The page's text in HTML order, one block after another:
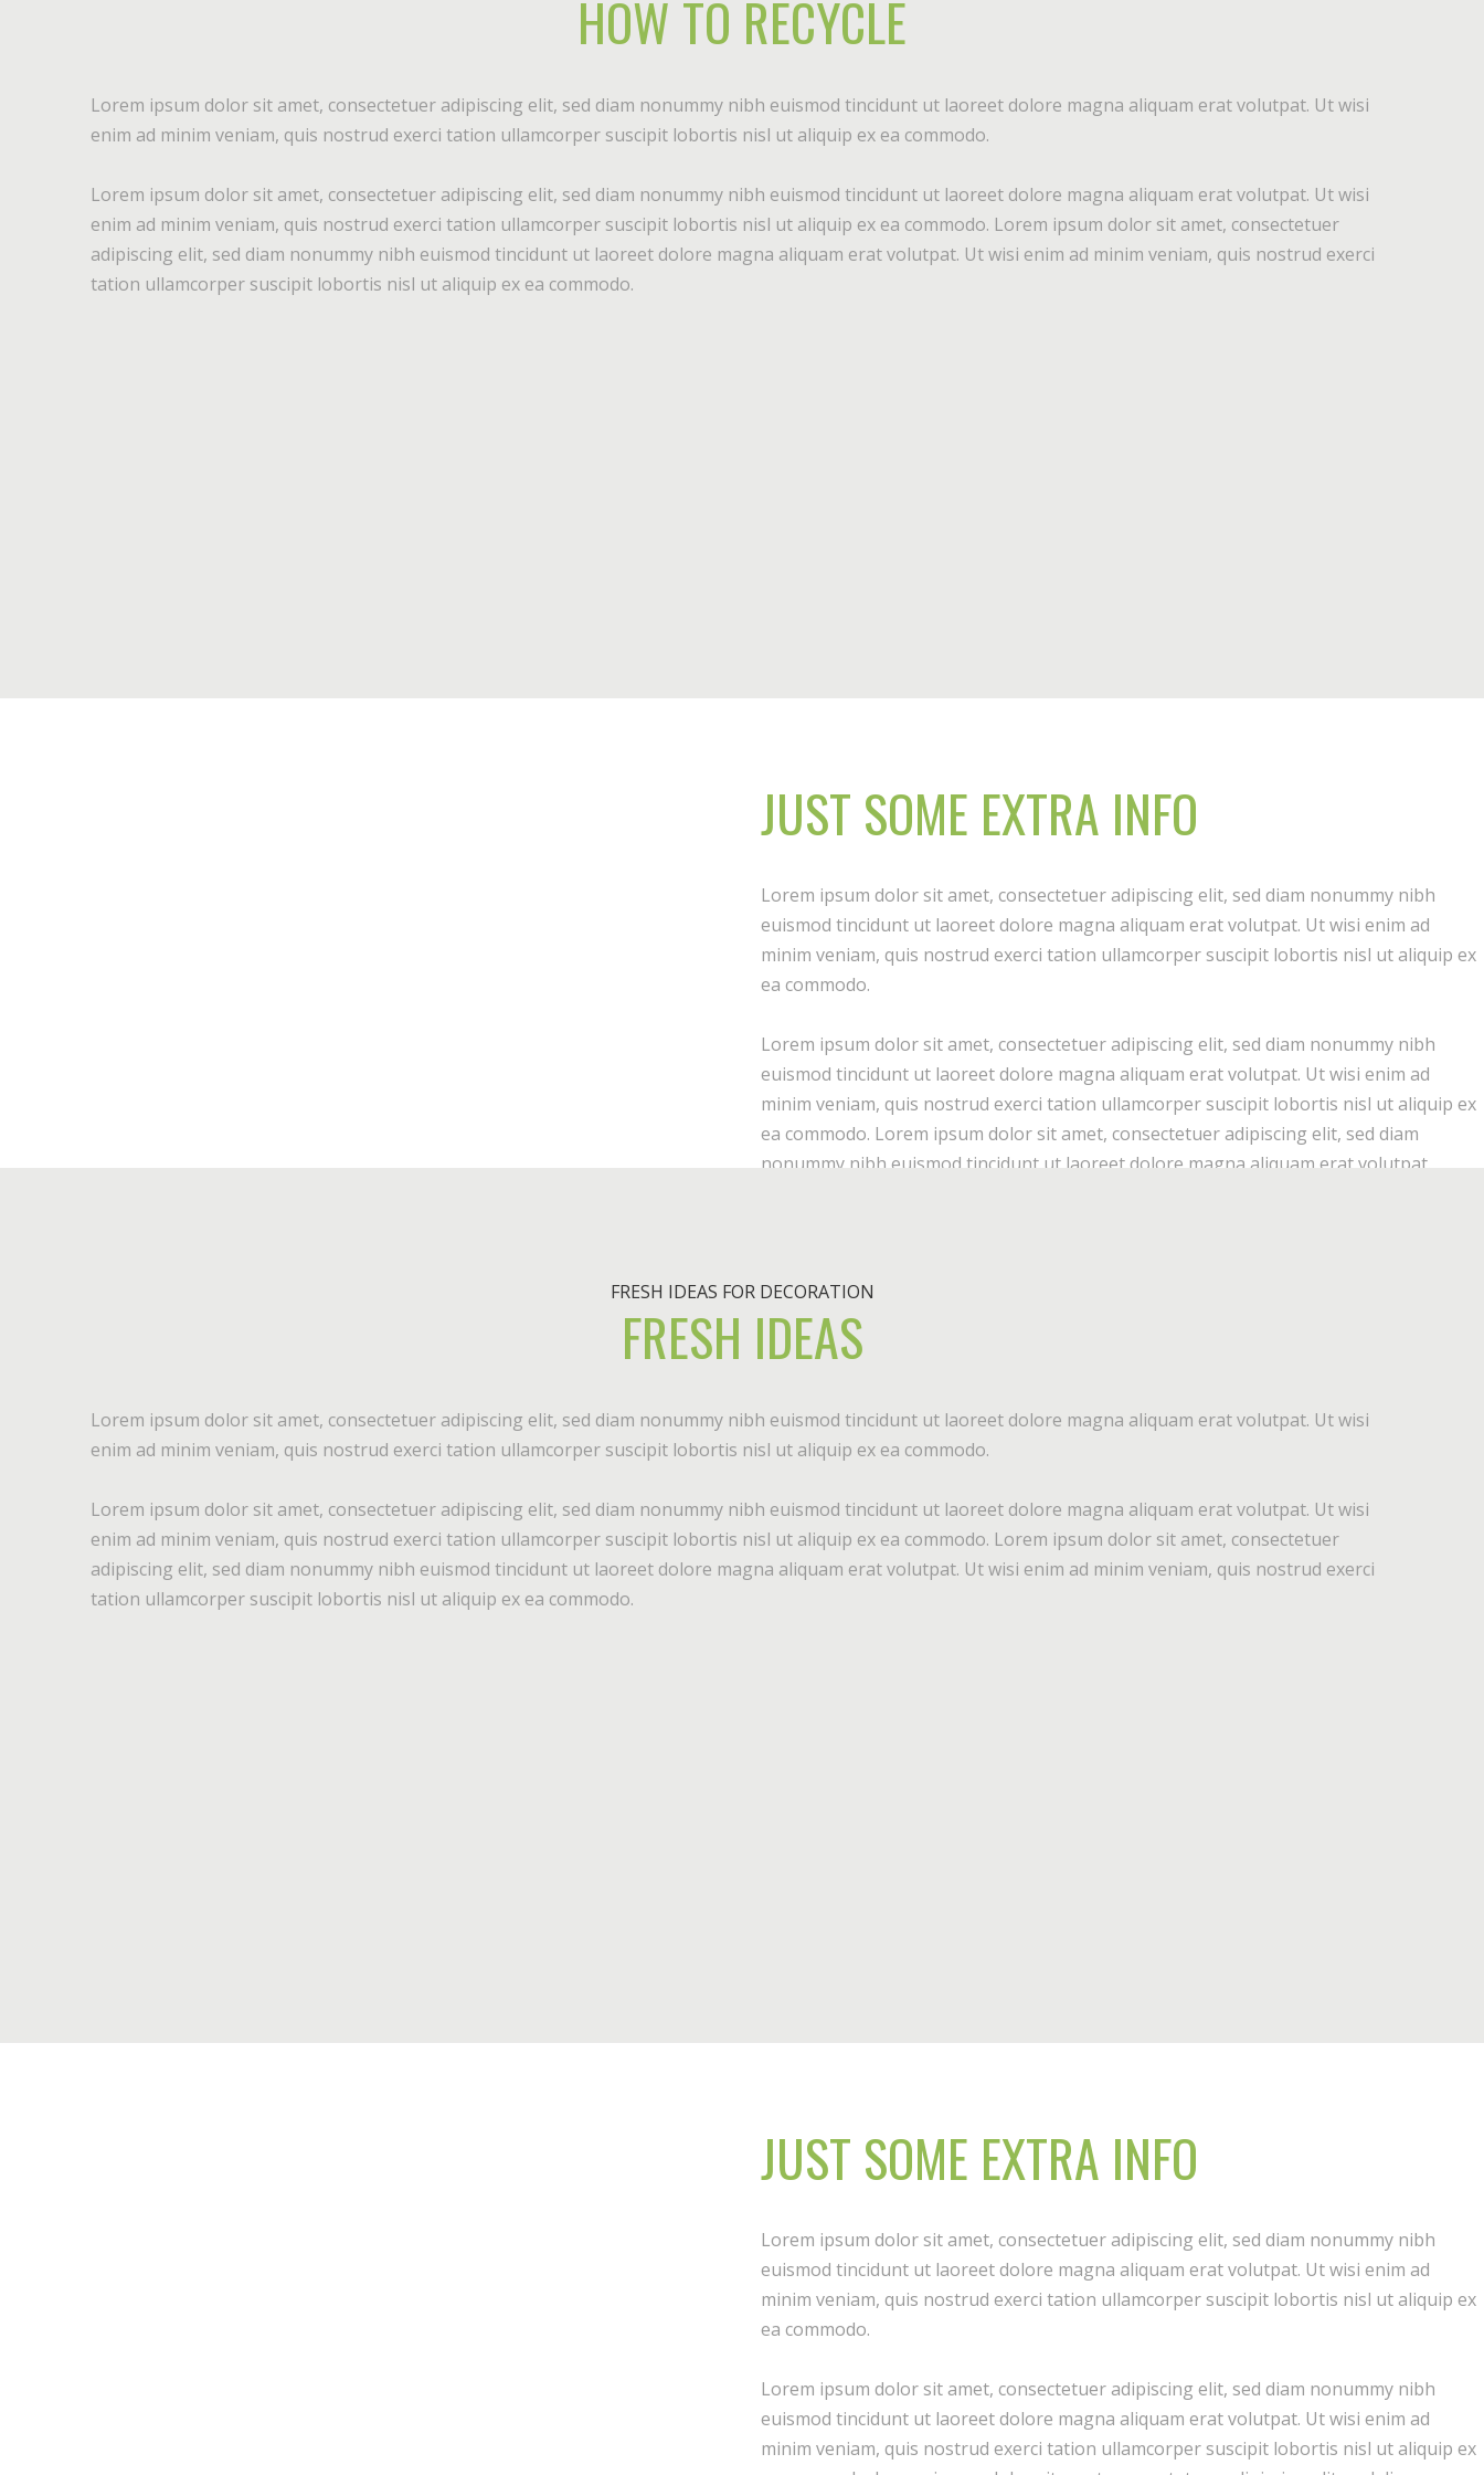
HOW TO RECYCLE
Lorem ipsum dolor sit amet, consectetuer adipiscing elit, sed diam nonummy nibh euismod tincidunt ut laoreet dolore magna aliquam erat volutpat. Ut wisi
enim ad minim veniam, quis nostrud exerci tation ullamcorper suscipit lobortis nisl ut aliquip ex ea commodo.
Lorem ipsum dolor sit amet, consectetuer adipiscing elit, sed diam nonummy nibh euismod tincidunt ut laoreet dolore magna aliquam erat volutpat. Ut wisi
enim ad minim veniam, quis nostrud exerci tation ullamcorper suscipit lobortis nisl ut aliquip ex ea commodo. Lorem ipsum dolor sit amet, consectetuer
adipiscing elit, sed diam nonummy nibh euismod tincidunt ut laoreet dolore magna aliquam erat volutpat. Ut wisi enim ad minim veniam, quis nostrud exerci
tation ullamcorper suscipit lobortis nisl ut aliquip ex ea commodo.
JUST SOME EXTRA INFO
Lorem ipsum dolor sit amet, consectetuer adipiscing elit, sed diam nonummy nibh
euismod tincidunt ut laoreet dolore magna aliquam erat volutpat. Ut wisi enim ad
minim veniam, quis nostrud exerci tation ullamcorper suscipit lobortis nisl ut aliquip ex
ea commodo.
Lorem ipsum dolor sit amet, consectetuer adipiscing elit, sed diam nonummy nibh
euismod tincidunt ut laoreet dolore magna aliquam erat volutpat. Ut wisi enim ad
minim veniam, quis nostrud exerci tation ullamcorper suscipit lobortis nisl ut aliquip ex
ea commodo. Lorem ipsum dolor sit amet, consectetuer adipiscing elit, sed diam
nonummy nibh euismod tincidunt ut laoreet dolore magna aliquam erat volutpat.
FRESH IDEAS FOR DECORATION
FRESH IDEAS
Lorem ipsum dolor sit amet, consectetuer adipiscing elit, sed diam nonummy nibh euismod tincidunt ut laoreet dolore magna aliquam erat volutpat. Ut wisi
enim ad minim veniam, quis nostrud exerci tation ullamcorper suscipit lobortis nisl ut aliquip ex ea commodo.
Lorem ipsum dolor sit amet, consectetuer adipiscing elit, sed diam nonummy nibh euismod tincidunt ut laoreet dolore magna aliquam erat volutpat. Ut wisi
enim ad minim veniam, quis nostrud exerci tation ullamcorper suscipit lobortis nisl ut aliquip ex ea commodo. Lorem ipsum dolor sit amet, consectetuer
adipiscing elit, sed diam nonummy nibh euismod tincidunt ut laoreet dolore magna aliquam erat volutpat. Ut wisi enim ad minim veniam, quis nostrud exerci
tation ullamcorper suscipit lobortis nisl ut aliquip ex ea commodo.
JUST SOME EXTRA INFO
Lorem ipsum dolor sit amet, consectetuer adipiscing elit, sed diam nonummy nibh
euismod tincidunt ut laoreet dolore magna aliquam erat volutpat. Ut wisi enim ad
minim veniam, quis nostrud exerci tation ullamcorper suscipit lobortis nisl ut aliquip ex
ea commodo.
Lorem ipsum dolor sit amet, consectetuer adipiscing elit, sed diam nonummy nibh
euismod tincidunt ut laoreet dolore magna aliquam erat volutpat. Ut wisi enim ad
minim veniam, quis nostrud exerci tation ullamcorper suscipit lobortis nisl ut aliquip ex